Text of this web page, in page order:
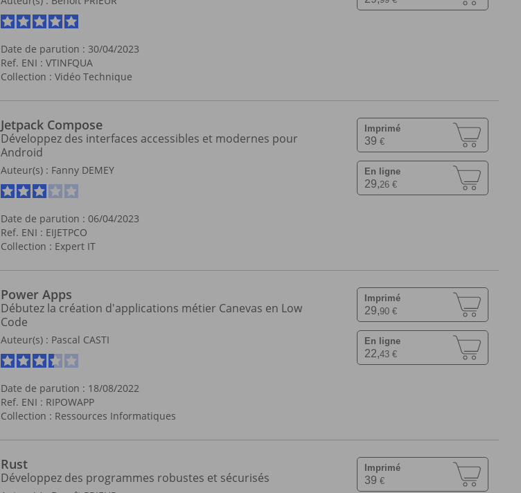
Date de parution : 30/04/2023
Ref. ENI : VTINFQUA
Collection : Vidéo Technique
Jetpack Compose
Développez des interfaces accessibles et modernes pour
Android
Auteur(s) : Fanny DEMEY
Date de parution : 06/04/2023
Ref. ENI : EIJETPCO
Collection : Expert IT
Imprimé
39 €
En ligne
29,26 €
Power Apps
Débutez la création d'applications métier Canevas en Low
Code
Auteur(s) : Pascal CASTI
Date de parution : 18/08/2022
Ref. ENI : RIPOWAPP
Collection : Ressources Informatiques
Imprimé
29,90 €
En ligne
22,43 €
Rust
Développez des programmes robustes et sécurisés
Imprimé
39 €